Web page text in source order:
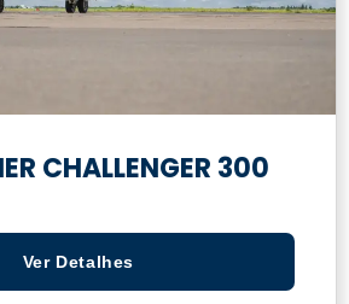
CHALLENGER 300
Ver Detalhes